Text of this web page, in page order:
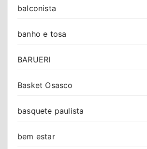
balconista
banho e tosa
BARUERI
Basket Osasco
basquete paulista
bem estar